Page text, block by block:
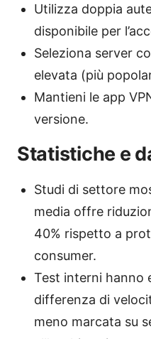
Utilizza doppia
disponibile per
Seleziona server
elevata (più
Mantieni le app
versione.
Statistiche e
Studi di settore
media offre
40% rispetto a
consumer.
Test interni hanno
differenza di
meno marcata su